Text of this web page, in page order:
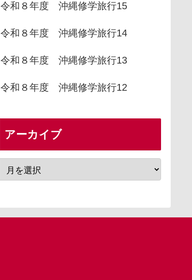
令和８年度 沖縄修学旅行15
令和８年度 沖縄修学旅行14
令和８年度 沖縄修学旅行13
令和８年度 沖縄修学旅行12
アーカイブ